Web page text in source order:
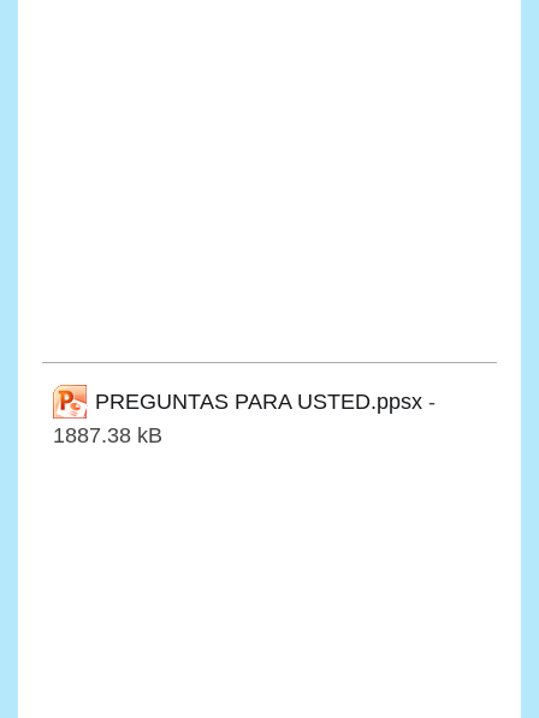
PREGUNTAS PARA USTED.ppsx -
1887.38 kB